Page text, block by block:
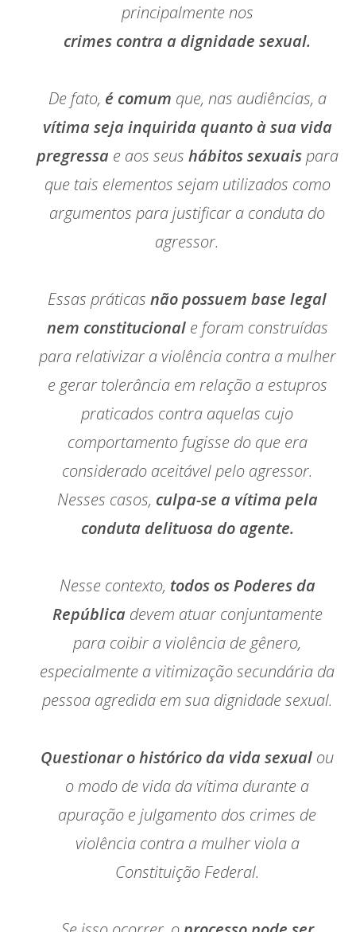
principalmente nos
crimes contra a dignidade sexual.
De fato, é comum que, nas audiências, a
vítima seja inquirida quanto à sua vida
pregressa e aos seus hábitos sexuaispara
que tais elementos sejam utilizados como
argumentos para justificar a conduta do
agressor.
Essas práticas não possuem base legal
nem constitucional e foram construídas
para relativizar a violência contra a mulher
e gerar tolerância em relação a estupros
praticados contra aquelas cujo
comportamento fugisse do que era
considerado aceitável pelo agressor.
Nesses casos, culpa-se a vítima pela
conduta delituosa do agente.
Nesse contexto, todos os Poderes da
República devem atuar conjuntamente
para coibir a violência de gênero,
especialmente a vitimização secundária da
pessoa agredida em sua dignidade sexual.
Questionar o histórico da vida sexual ou
o modo de vida da vítima durante a
apuração e julgamento dos crimes de
violência contra a mulher viola a
Constituição Federal.